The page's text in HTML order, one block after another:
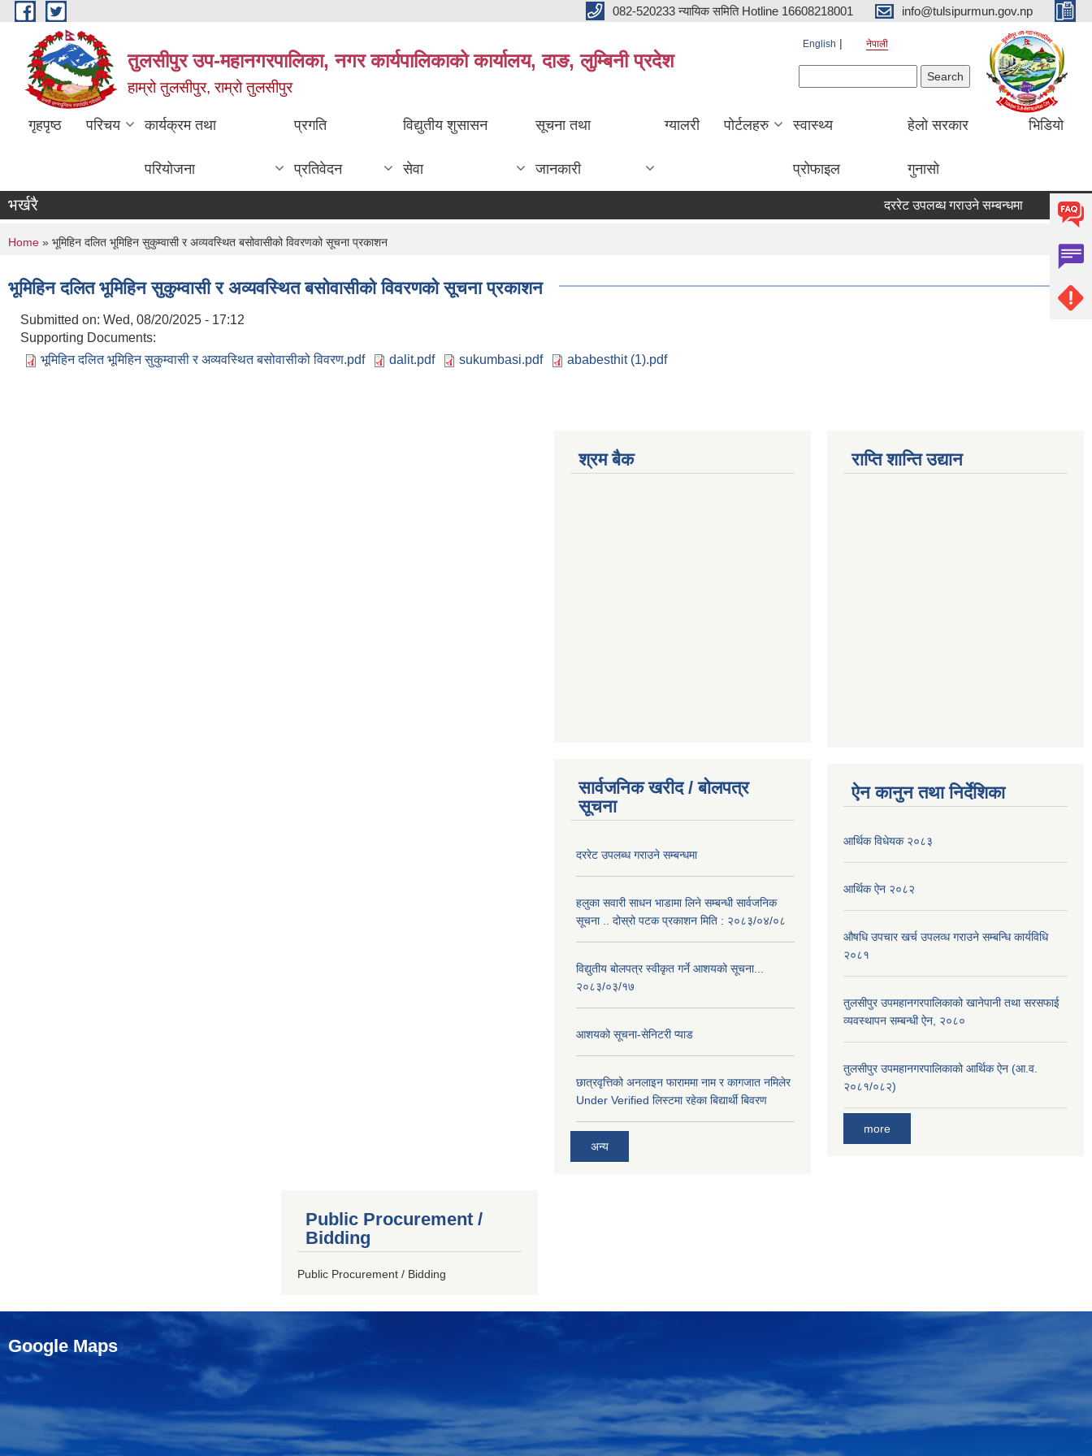
Skip to main content 082-520233 न्यायिक समिति Hotline 16608218001 info@tulsipurmun.gov.np
तुलसीपुर उप-महानगरपालिका, नगर कार्यपालिकाको कार्यालय, दाङ, लुम्बिनी प्रदेश
हाम्रो तुलसीपुर, राम्रो तुलसीपुर
English नेपाली
गृहपृष्ठ परिचय कार्यक्रम तथा
परियोजना
प्रगति
प्रतिवेदन
विद्युतीय शुसासन
सेवा
सूचना तथा
जानकारी
ग्यालरी पोर्टलहरु स्वास्थ्य
प्रोफाइल
हेलो सरकार
गुनासो
भिडियो
भर्खरै दररेट उपलब्ध गराउने सम्बन्धमा सरुवा
You are here
Home » भूमिहिन दलित भूमिहिन सुकुम्वासी र अव्यवस्थित बसोवासीको विवरणको सूचना प्रकाशन
भूमिहिन दलित भूमिहिन सुकुम्वासी र अव्यवस्थित बसोवासीको विवरणको सूचना प्रकाशन
Submitted on: Wed, 08/20/2025 - 17:12
Supporting Documents:
भूमिहिन दलित भूमिहिन सुकुम्वासी र अव्यवस्थित बसोवासीको विवरण.pdf
dalit.pdf sukumbasi.pdf ababesthit (1).pdf
श्रम बैक
सार्वजनिक खरीद / बोलपत्र
सूचना
दररेट उपलब्ध गराउने सम्बन्धमा
हलुका सवारी साधन भाडामा लिने सम्बन्धी सार्वजनिक
सूचना .. दोस्रो पटक प्रकाशन मिति : २०८३/०४/०८
विद्युतीय बोलपत्र स्वीकृत गर्ने आशयको सूचना...
२०८३/०३/१७
आशयको सूचना-सेनिटरी प्याड
छात्रवृत्तिको अनलाइन फाराममा नाम र कागजात नमिलेर
Under Verified लिस्टमा रहेका बिद्यार्थी बिवरण
अन्य
राप्ति शान्ति उद्यान
ऐन कानुन तथा निर्देशिका
आर्थिक विधेयक २०८३
आर्थिक ऐन २०८२
औषधि उपचार खर्च उपलव्ध गराउने सम्बन्धि कार्यविधि
२०८१
तुलसीपुर उपमहानगरपालिकाको खानेपानी तथा सरसफाई
व्यवस्थापन सम्बन्धी ऐन, २०८०
तुलसीपुर उपमहानगरपालिकाको आर्थिक ऐन (आ.व.
२०८१/०८२)
more
Public Procurement /
Bidding
Public Procurement / Bidding
Google Maps